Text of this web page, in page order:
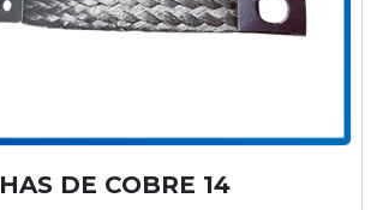
DE COBRE 14